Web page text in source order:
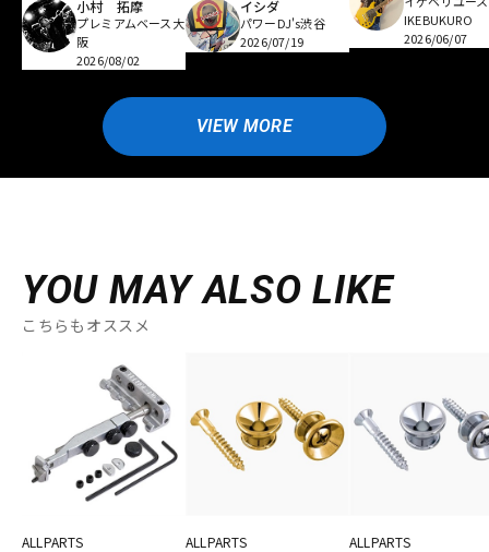
小村 拓摩
プレミアムベース大
阪
2026/08/02
イシダ
パワーDJ's渋谷
2026/07/19
IKEBUKURO
2026/06/07
VIEW MORE
YOU MAY ALSO LIKE
こちらもオススメ
ALLPARTS ALLPARTS ALLPARTS